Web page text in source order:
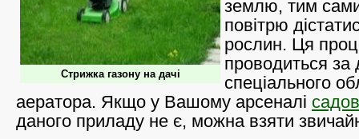
Стрижка газону на дачі
землю, тим
повітрю
рослин. Ця
проводиться
спеціального
аератора. Якщо у Вашому арсеналі
даного приладу не є, можна взяти